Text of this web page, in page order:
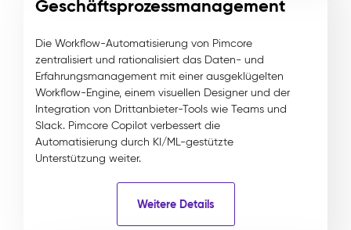
Geschäftsprozessmanagement
Die Workflow-Automatisierung von Pimcore
zentralisiert und rationalisiert das Daten- und
Erfahrungsmanagement mit einer ausgeklügelten
Workflow-Engine, einem visuellen Designer und der
Integration von Drittanbieter-Tools wie Teams und
Slack. Pimcore Copilot verbessert die
Automatisierung durch KI/ML-gestützte
Unterstützung weiter.
Weitere Details